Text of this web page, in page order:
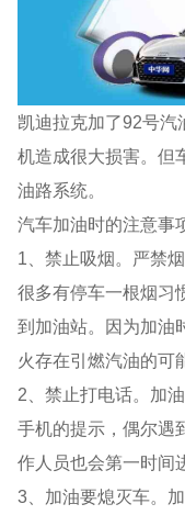
凯迪拉克加了92号汽
机造成很大损害。但
油路系统。
汽车加油时的注意事
1、禁止吸烟。严禁
很多有停车一根烟习
到加油站。因为加油
火存在引燃汽油的可
2、禁止打电话。加
手机的提示，偶尔遇
作人员也会第一时间
3、加油要熄灭车。